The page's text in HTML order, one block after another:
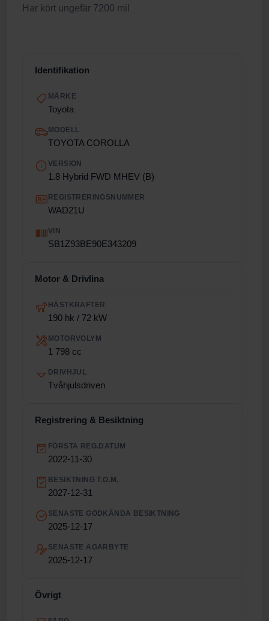
Har kört ungefär 7200 mil
Identifikation
MÄRKE
Toyota
MODELL
TOYOTA COROLLA
VERSION
1.8 Hybrid FWD MHEV (B)
REGISTRERINGSNUMMER
WAD21U
VIN
SB1Z93BE90E343209
Motor & Drivlina
HÄSTKRAFTER
190 hk / 72 kW
MOTORVOLYM
1 798 cc
DRIVHJUL
Tvåhjulsdriven
Registrering & Besiktning
FÖRSTA REG.DATUM
2022-11-30
BESIKTNING T.O.M.
2027-12-31
SENASTE GODKÄNDA BESIKTNING
2025-12-17
SENASTE ÄGARBYTE
2025-12-17
Övrigt